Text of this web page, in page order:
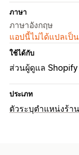
ภาษา
ภาษาอังกฤษ
แอปนี้ไม่ได้แปลเป็
ใช้ได้กับ
ส่วนผู้ดูแล Shopify
ประเภท
ตัวระบุตำแหน่งร้า